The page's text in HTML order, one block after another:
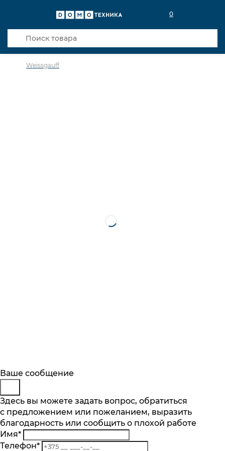
0
Weissgauff
Описание
Отзывы
Основные характеристики
Объем духового шкафа, л
65
Тип очистки
Будьте в курсе
Подпишитесь на последние обновления
и узнавайте о новинках и специальных
предложениях первыми
Подписаться
Заказ обратного звонка
Представьтесь
Телефон*
Комментарий
Ваше сообщение
Здесь вы можете задать вопрос, обратиться
с предложением или пожеланием, выразить
благодарность или сообщить о плохой работе
Имя*
Телефон*